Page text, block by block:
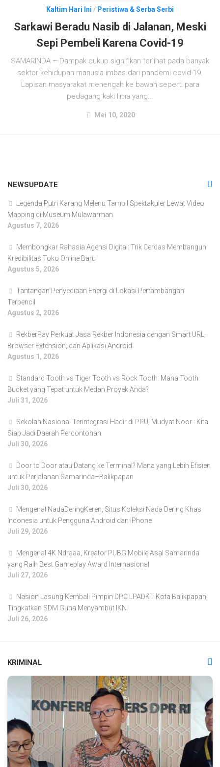
Kaltim Hari Ini / Peristiwa & Serba Serbi
Sarkawi Beradu Nasib di Jalanan, Meski
Sepi Pembeli Karena Covid-19
SAMARINDA – Dampak cukup signifikan terlihat pada banyak
sektor kehidupan manusia imbas dari pandemi covid-19.
Lapisan masyarakat menengah ke bawah seperti para
pedagang kaki lima yang...
Mei 10, 2020
NEWSUPDATE
Legenda Putri Karang Melenu Tampil Spektakuler Lewat Video
Mapping di Museum Mulawarman
Agustus 7, 2026
Membongkar Rahasia Agensi Digital: Trik Cerdas Membangun
Kredibilitas Toko Online Baru
Agustus 5, 2026
Tantangan Penyediaan Energi di Lokasi Pertambangan
Terpencil
Agustus 2, 2026
RekberPay Perkuat Jasa Rekber Indonesia dengan Smart URL,
Browser Extension, dan Aplikasi Android
Agustus 1, 2026
Standard Tooth vs Tiger Tooth vs Rock Tooth: Mana Tooth
Bucket yang Tepat untuk Medan Proyek Anda?
Juli 31, 2026
Sekolah Nasional Terintegrasi Hadir di PPU, Mudyat Noor : Kita
Siap Jadi Daerah Percontohan
Juli 30, 2026
Door to Door atau Datang ke Terminal? Mana yang Lebih Efisien
untuk Perjalanan Samarinda–Balikpapan
Juli 30, 2026
Mengenal NadaDeringKeren, Situs Koleksi Nada Dering Khas
Indonesia untuk Pengguna Android dan iPhone
Juli 29, 2026
Mengenal 4K Ndraaa, Kreator PUBG Mobile Asal Samarinda
yang Raih Best Gameplay Award Internasional
Juli 27, 2026
Nasion Lasung Kembali Pimpin DPC LPADKT Kota Balikpapan,
Tingkatkan SDM Guna Menyambut IKN
Juli 26, 2026
KRIMINAL